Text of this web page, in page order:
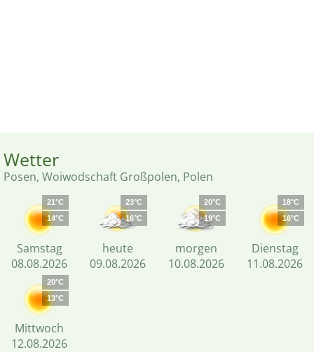
Wetter
Posen, Woiwodschaft Großpolen, Polen
21°C
14°C
Samstag
08.08.2026
23°C
16°C
heute
09.08.2026
20°C
19°C
morgen
10.08.2026
18°C
16°C
Dienstag
11.08.2026
20°C
13°C
Mittwoch
12.08.2026